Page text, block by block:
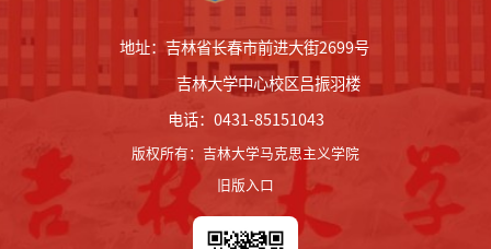
地址：吉林省长春市前进大街2699号
吉林大学中心校区吕振羽楼
电话：0431-85151043
版权所有： 吉林大学马克思主义学院
旧版入口